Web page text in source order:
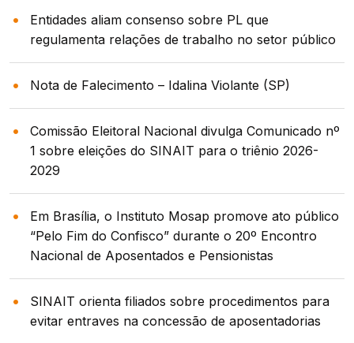
Entidades aliam consenso sobre PL que
regulamenta relações de trabalho no setor público
Nota de Falecimento – Idalina Violante (SP)
Comissão Eleitoral Nacional divulga Comunicado nº
1 sobre eleições do SINAIT para o triênio 2026-
2029
Em Brasília, o Instituto Mosap promove ato público
“Pelo Fim do Confisco” durante o 20º Encontro
Nacional de Aposentados e Pensionistas
SINAIT orienta filiados sobre procedimentos para
evitar entraves na concessão de aposentadorias